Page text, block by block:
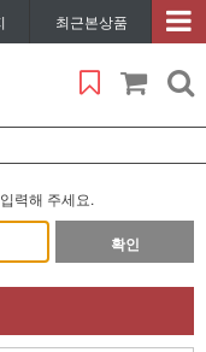
최근본상품
력해 주세요.
확인